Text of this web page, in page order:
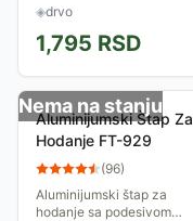
◈drvo
1,795 RSD
Nema na stanju
Aluminijumski Štap Za
Hodanje FT-929
(96)
Aluminijumski štap za
hodanje sa podesivom